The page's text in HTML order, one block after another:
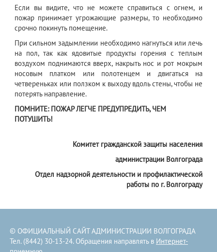
Если вы видите, что не можете справиться с огнем, и
пожар принимает угрожающие размеры, то необходимо
срочно покинуть помещение.
При сильном задымлении необходимо нагнуться или лечь
на пол, так как ядовитые продукты горения с теплым
воздухом поднимаются вверх, накрыть нос и рот мокрым
носовым платком или полотенцем и двигаться на
четвереньках или ползком к выходу вдоль стены, чтобы не
потерять направление.
ПОМНИТЕ: ПОЖАР ЛЕГЧЕ ПРЕДУПРЕДИТЬ, ЧЕМ
ПОТУШИТЬ!
Комитет гражданской защиты населения
администрации Волгограда
Отдел надзорной деятельности и профилактической
работы по г. Волгограду
© ОФИЦИАЛЬНЫЙ САЙТ АДМИНИСТРАЦИИ ВОЛГОГРАДА
Тел. (8442) 30-13-24. Обращения направлять в Интернет-